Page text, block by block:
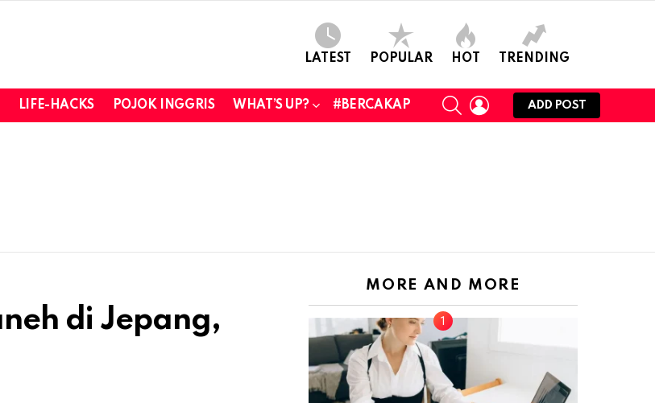
LATEST POPULAR HOT TRENDING
LIFE-HACKS POJOK INGGRIS WHAT’S UP? #BERCAKAP
SEARCHLOGIN
ADD POST
di Jepang,
MORE AND MORE